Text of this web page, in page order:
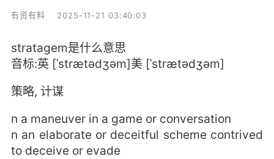
有资有料 2025-11-21 03:40:03
stratagem是什么意思
音标:英 [ˈstrætədʒəm]美 [ˈstrætədʒəm]
策略, 计谋
n a maneuver in a game or conversation
n an elaborate or deceitful scheme contrived
to deceive or evade